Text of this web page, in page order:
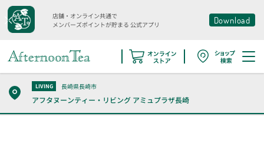
店舗・オンライン共通で
メンバーズポイントが貯まる 公式アプリ Download
LIVING 長崎県長崎市
アフタヌーンティー・リビング アミュプラザ長崎